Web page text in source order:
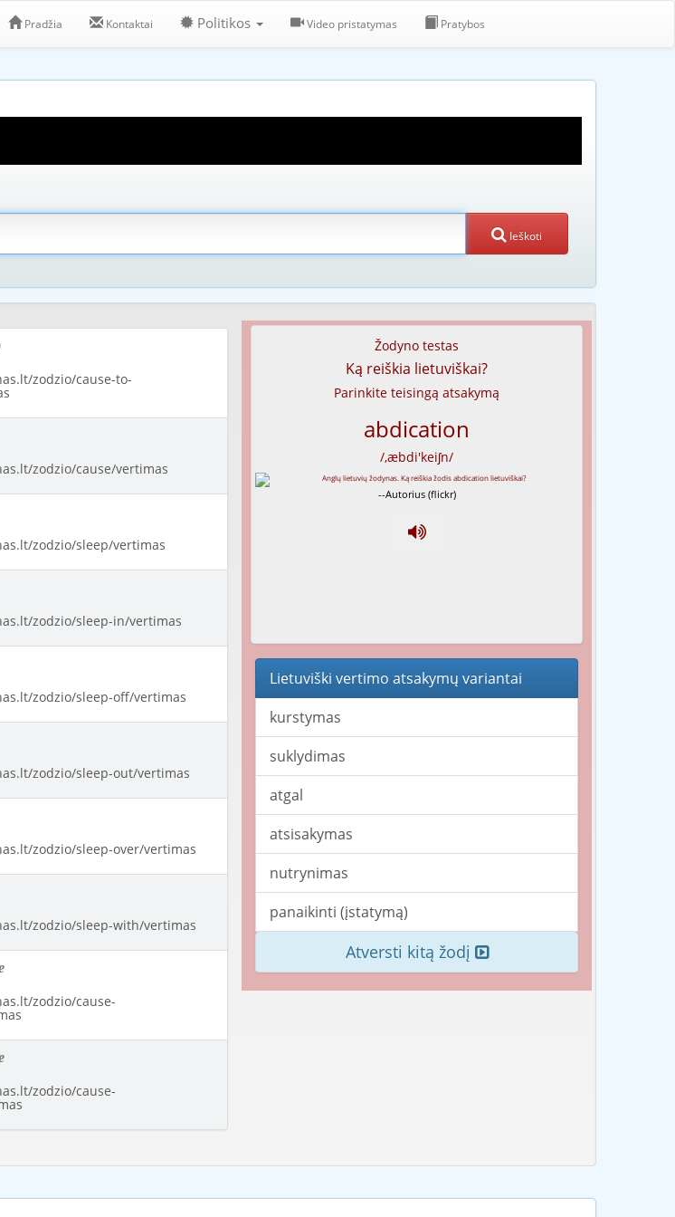
Pradžia Kontaktai Politikos Video pristatymas Pratybos
Ieškoti
zodzio/cause-to-
zodzio/cause/vertimas
zodzio/sleep/vertimas
zodzio/sleep-in/vertimas
zodzio/sleep-off/vertimas
zodzio/sleep-out/vertimas
zodzio/sleep-over/vertimas
zodzio/sleep-with/vertimas
zodzio/cause-
zodzio/cause-
Žodyno testas
Ką reiškia lietuviškai?
Parinkite teisingą atsakymą
abdication
/,æbdi'keiʃn/
--Autorius (flickr)
Lietuviški vertimo atsakymų variantai
kurstymas
suklydimas
atgal
atsisakymas
nutrynimas
panaikinti (įstatymą)
Atversti kitą žodį